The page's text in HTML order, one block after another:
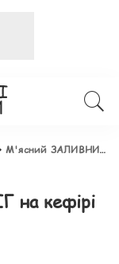
М'ясний ЗАЛИВНИЙ ПИРІГ на кефірі
кефірі